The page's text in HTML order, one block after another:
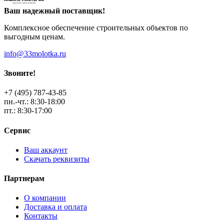
Ваш надежный поставщик!
Комплексное обеспечение строительных объектов по
выгодным ценам.
info@33molotka.ru
Звоните!
+7 (495) 787-43-85
пн.-чт.: 8:30-18:00
пт.: 8:30-17:00
Сервис
Ваш аккаунт
Скачать реквизиты
Партнерам
О компании
Доставка и оплата
Контакты